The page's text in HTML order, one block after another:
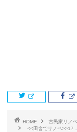
HOME
古民家リノベ
<<田舎でリノベ>>17